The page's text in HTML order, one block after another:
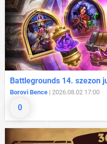
0
Battlegrounds 14. szezon
Borovi Bence | 2026.08.02 17:00